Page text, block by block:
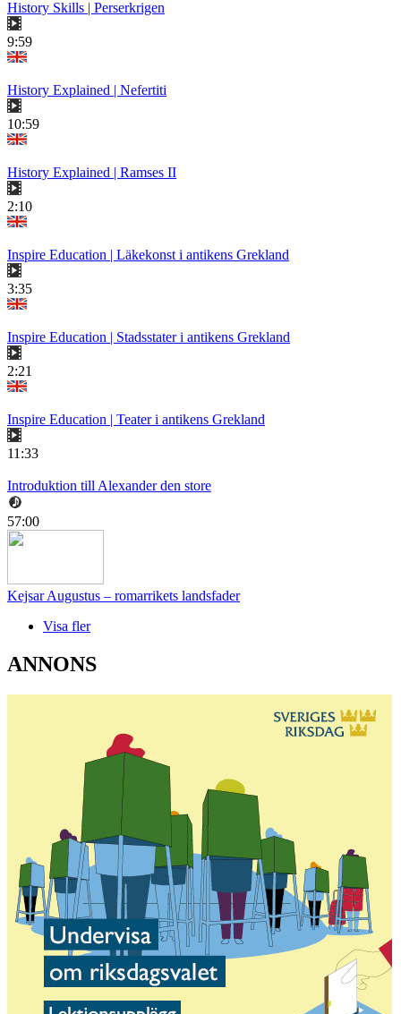
History Skills | Perserkrigen
9:59
History Explained | Nefertiti
10:59
History Explained | Ramses II
2:10
Inspire Education | Läkekonst i antikens Grekland
3:35
Inspire Education | Stadsstater i antikens Grekland
2:21
Inspire Education | Teater i antikens Grekland
11:33
Introduktion till Alexander den store
57:00
Kejsar Augustus – romarrikets landsfader
Visa fler
ANNONS